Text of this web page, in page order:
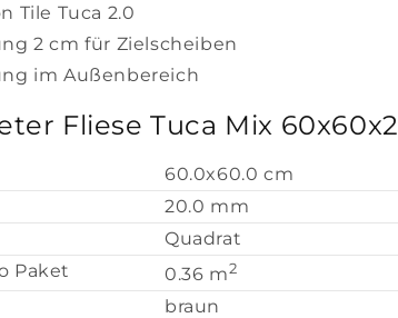
Tile Tuca 2.0
2 cm für Zielscheiben
im Außenbereich
Fliese Tuca Mix 60x60x2
60.0x60.0 cm
20.0 mm
Quadrat
Paket
0.36 m2
braun